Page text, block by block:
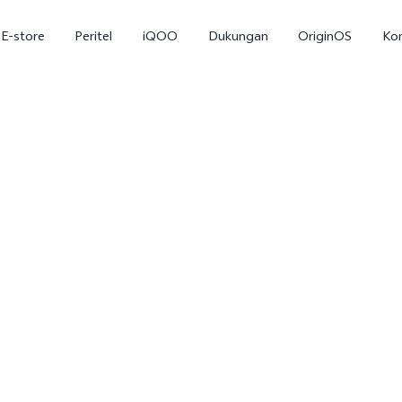
E-store Peritel iQOO Dukungan OriginOS